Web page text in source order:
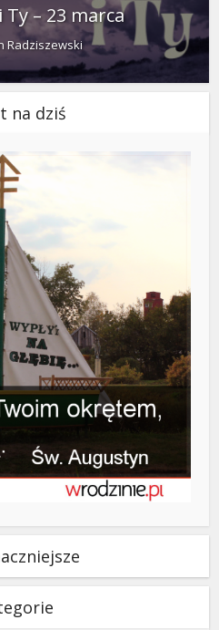
Ty – 23 marca
Radziszewski
na dziś